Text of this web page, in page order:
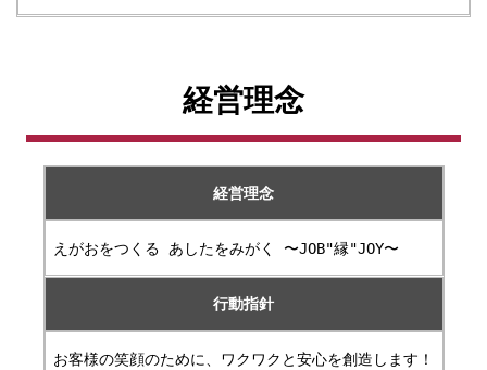
経営理念
経営理念
えがおをつくる あしたをみがく 〜JOB"縁"JOY〜
行動指針
お客様の笑顔のために、ワクワクと安心を創造します！